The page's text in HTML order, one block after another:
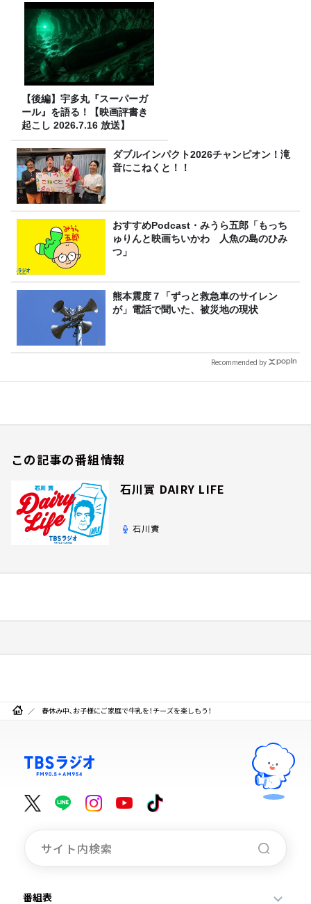
【後編】宇多丸『スーパーガ
ール』を語る！【映画評書き
起こし 2026.7.16 放送】
ダブルインパクト2026チャンピオン！滝
音にこねくと！！
おすすめPodcast・みうら五郎「もっち
ゅりんと映画ちいかわ 人魚の島のひみ
つ」
熊本震度７「ずっと救急車のサイレン
が」電話で聞いた、被災地の現状
Recommended by
この記事の番組情報
石川實 DAIRY LIFE
石川實
春休み中、お子様にご家庭で牛乳を！チーズを楽しもう！
番組表